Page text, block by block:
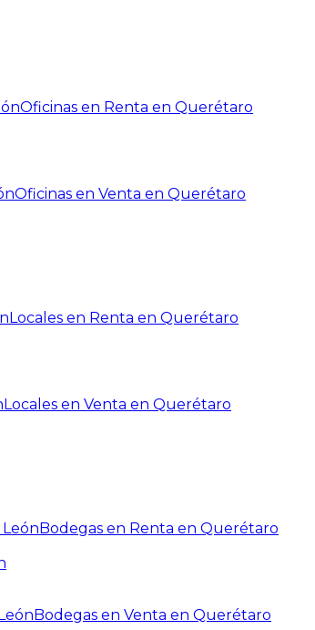
Oficinas en Renta en Querétaro
Oficinas en Venta en Querétaro
Locales en Renta en Querétaro
Locales en Venta en Querétaro
Bodegas en Renta en Querétaro
Bodegas en Venta en Querétaro